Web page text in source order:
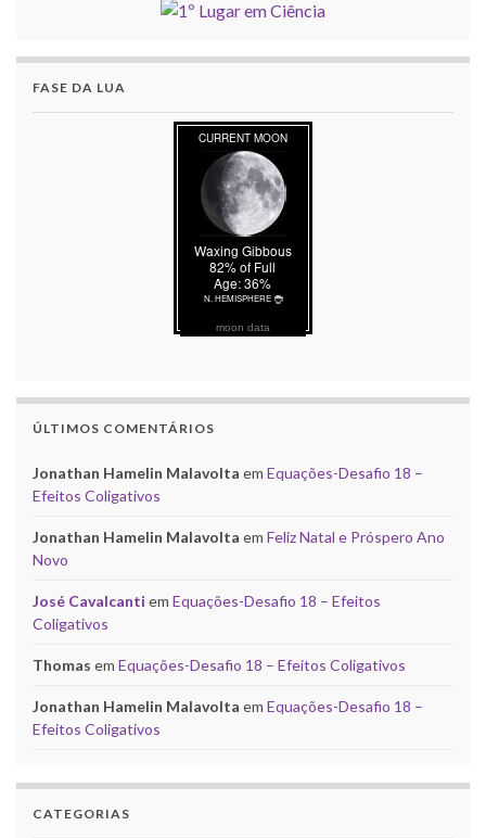
FASE DA LUA
moon data
ÚLTIMOS COMENTÁRIOS
Jonathan Hamelin Malavolta em Equações-Desafio 18 –
Efeitos Coligativos
Jonathan Hamelin Malavolta em Feliz Natal e Próspero Ano
Novo
José Cavalcanti em Equações-Desafio 18 – Efeitos
Coligativos
Thomas em Equações-Desafio 18 – Efeitos Coligativos
Jonathan Hamelin Malavolta em Equações-Desafio 18 –
Efeitos Coligativos
CATEGORIAS